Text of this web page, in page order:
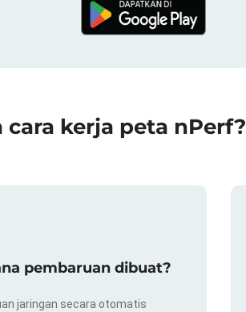
cara kerja peta nPerf?
pembaruan dibuat?
jaringan secara otomatis